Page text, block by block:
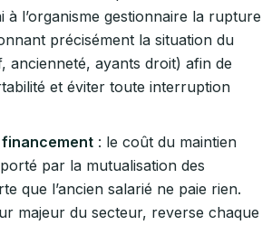
à l’organisme gestionnaire la rupture
précisément la situation du
ancienneté, ayants droit) afin de
et éviter toute interruption
: le coût du maintien
par la mutualisation des
que l’ancien salarié ne paie rien.
majeur du secteur, reverse chaque